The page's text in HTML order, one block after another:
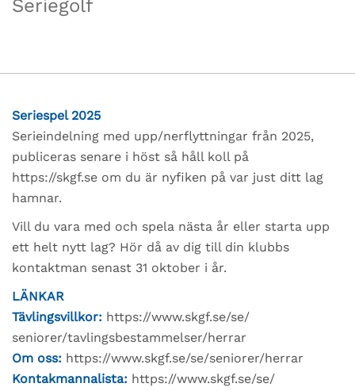
Seriegolf
Seriespel 2025
Serieindelning med upp/nerflyttningar från 2025,
publiceras senare i höst så håll koll på
https://skgf.se om du är nyfiken på var just ditt lag
hamnar.
Vill du vara med och spela nästa år eller starta upp
ett helt nytt lag? Hör då av dig till din klubbs
kontaktman senast 31 oktober i år.
LÄNKAR
Tävlingsvillkor: https://www.skgf.se/se/
seniorer/tavlingsbestammelser/herrar
Om oss: https://www.skgf.se/se/seniorer/herrar
Kontakmannalista: https://www.skgf.se/se/